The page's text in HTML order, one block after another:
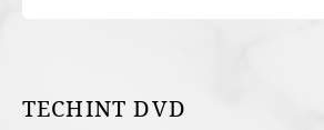
TECHINT DVD